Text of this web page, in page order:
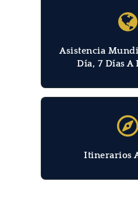
Asistencia
Día, 7 Días A
Itinerarios